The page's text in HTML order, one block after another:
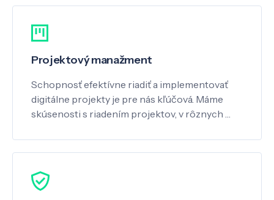
Projektový manažment
Schopnosť efektívne riadiť a implementovať
digitálne projekty je pre nás kľúčová. Máme
skúsenosti s riadením projektov, v rôznych …